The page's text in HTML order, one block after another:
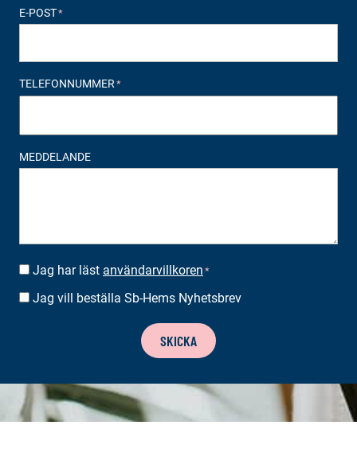
E-POST*
TELEFONNUMMER*
MEDDELANDE
SUOSTUMUS *
Jag har läst användarvillkoren *
BESTÄLLA
Jag vill beställa Sb-Hems Nyhetsbrev
SKICKA